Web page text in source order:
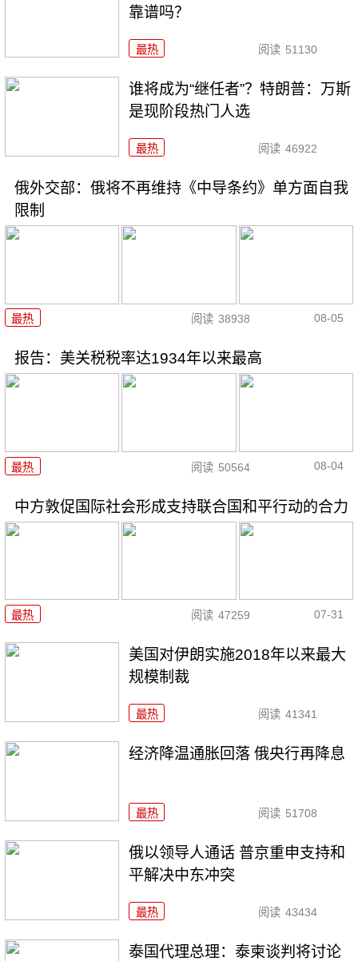
靠谱吗？
最热 阅读 51130
谁将成为“继任者”？特朗普：万斯
是现阶段热门人选
最热 阅读 46922
俄外交部：俄将不再维持《中导条约》单方面自我
限制
最热 阅读 38938 08-05
报告：美关税税率达1934年以来最高
最热 阅读 50564 08-04
中方敦促国际社会形成支持联合国和平行动的合力
最热 阅读 47259 07-31
美国对伊朗实施2018年以来最大
规模制裁
最热 阅读 41341
经济降温通胀回落 俄央行再降息
最热 阅读 51708
俄以领导人通话 普京重申支持和
平解决中东冲突
最热 阅读 43434
泰国代理总理：泰柬谈判将讨论